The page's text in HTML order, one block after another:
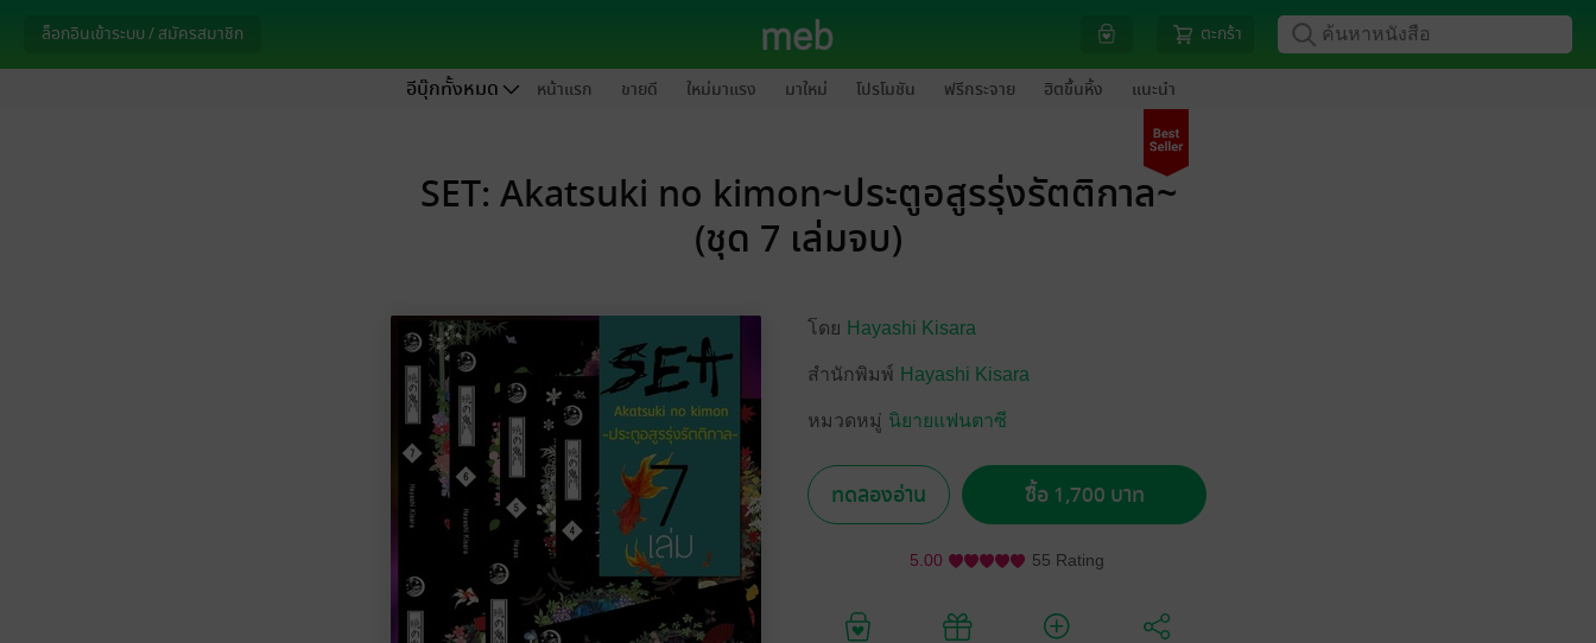
ล็อกอินเข้าระบบ / สมัครสมาชิก ตะกร้า
อีบุ๊กทั้งหมด หน้าแรก ขายดี ใหม่มาแรง มาใหม่ โปรโมชัน ฟรีกระจาย ฮิตขึ้นหิ้ง แนะนำ
SET: Akatsuki no kimon~ประตูอสูรรุ่งรัตติกาล~
(ชุด 7 เล่มจบ)
โดย Hayashi Kisara
สำนักพิมพ์ Hayashi Kisara
หมวดหมู่ นิยายแฟนตาซี
ทดลองอ่าน ซื้อ 1,700 บาท
5.00 55 Rating